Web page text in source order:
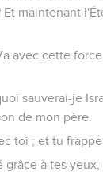
maintenant
avec cette
sauverai-je
de mon père.
toi ; et tu
à tes